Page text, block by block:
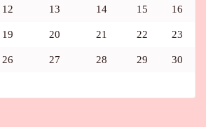
12 13 14 15 16
19 20 21 22 23
26 27 28 29 30